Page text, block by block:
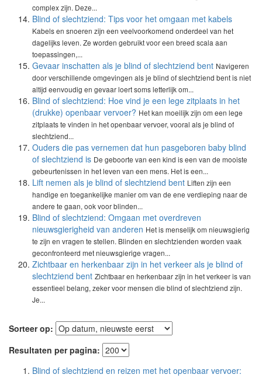
complex zijn. Deze...
Blind of slechtziend: Tips voor het omgaan met kabels
Kabels en snoeren zijn een veelvoorkomend onderdeel van het
dagelijks leven. Ze worden gebruikt voor een breed scala aan
toepassingen,...
Gevaar inschatten als je blind of slechtziend bent Navigeren
door verschillende omgevingen als je blind of slechtziend bent is niet
altijd eenvoudig en gevaar loert soms letterlijk om...
Blind of slechtziend: Hoe vind je een lege zitplaats in het
(drukke) openbaar vervoer? Het kan moeilijk zijn om een lege
zitplaats te vinden in het openbaar vervoer, vooral als je blind of
slechtziend...
Ouders die pas vernemen dat hun pasgeboren baby blind
of slechtziend is De geboorte van een kind is een van de mooiste
gebeurtenissen in het leven van een mens. Het is een...
Lift nemen als je blind of slechtziend bent Liften zijn een
handige en toegankelijke manier om van de ene verdieping naar de
andere te gaan, ook voor blinden...
Blind of slechtziend: Omgaan met overdreven
nieuwsgierigheid van anderen Het is menselijk om nieuwsgierig
te zijn en vragen te stellen. Blinden en slechtzienden worden vaak
geconfronteerd met nieuwsgierige vragen...
Zichtbaar en herkenbaar zijn in het verkeer als je blind of
slechtziend bent Zichtbaar en herkenbaar zijn in het verkeer is van
essentieel belang, zeker voor mensen die blind of slechtziend zijn.
Je...
Sorteer op:
Resultaten per pagina:
Blind of slechtziend en reizen met het openbaar vervoer: